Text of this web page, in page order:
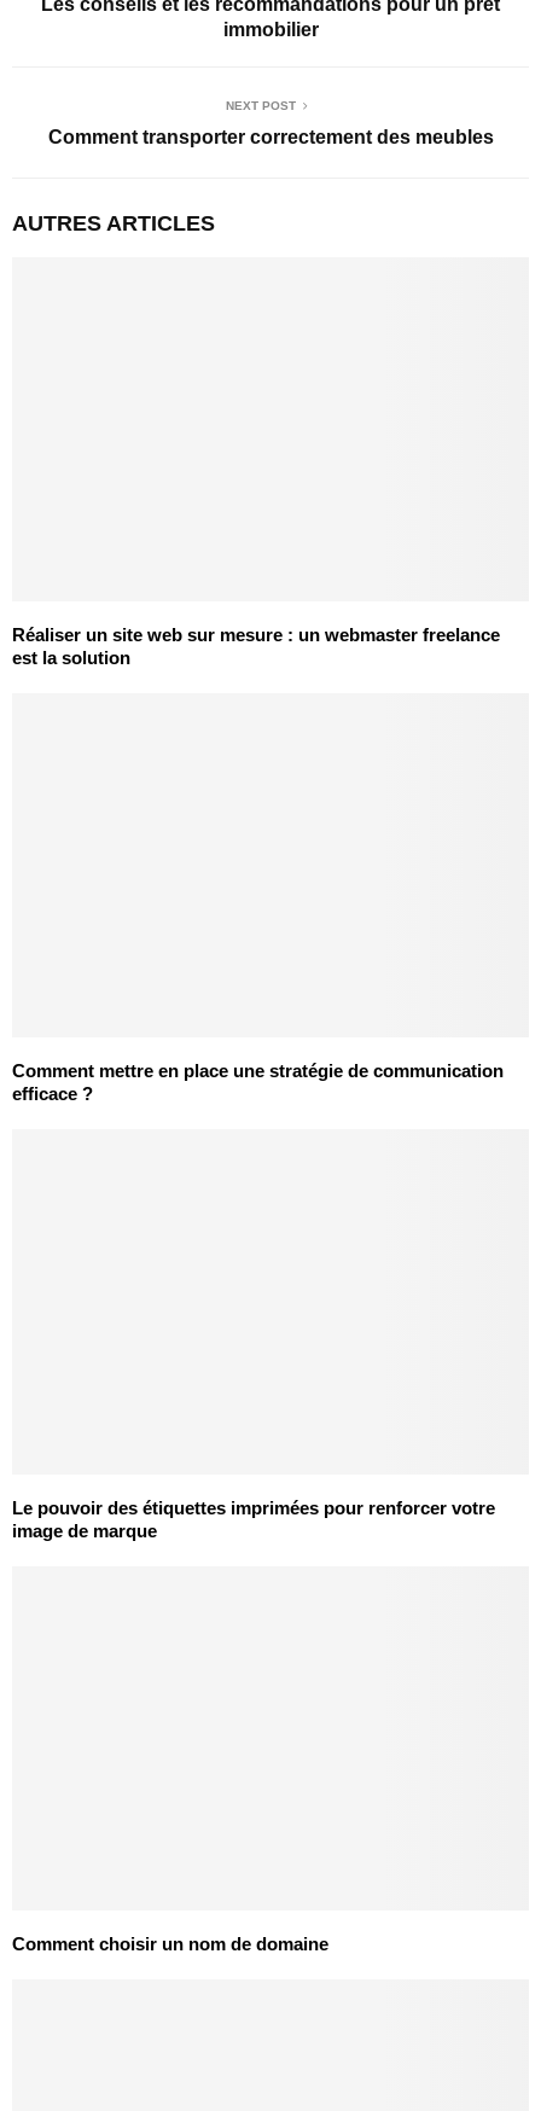
immobilier
NEXT POST
Comment transporter correctement des meubles
AUTRES ARTICLES
Réaliser un site web sur mesure : un webmaster freelance
est la solution
Comment mettre en place une stratégie de communication
efficace ?
Le pouvoir des étiquettes imprimées pour renforcer votre
image de marque
Comment choisir un nom de domaine